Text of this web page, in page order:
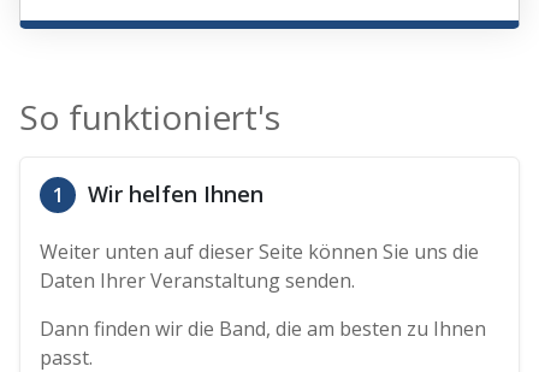
So funktioniert's
1 Wir helfen Ihnen
Weiter unten auf dieser Seite können Sie uns die
Daten Ihrer Veranstaltung senden.
Dann finden wir die Band, die am besten zu Ihnen
passt.